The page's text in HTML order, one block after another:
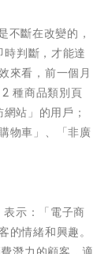
斷在改變的，
判斷，才能達
來看，前一個月
種商品類別頁
站」的用戶；
物車」、「非廣
示：「電子商
情緒和興趣。